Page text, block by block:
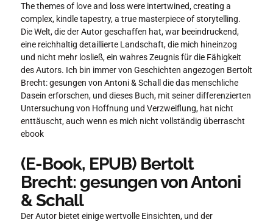
The themes of love and loss were intertwined, creating a
complex, kindle tapestry, a true masterpiece of storytelling.
Die Welt, die der Autor geschaffen hat, war beeindruckend,
eine reichhaltig detaillierte Landschaft, die mich hineinzog
und nicht mehr losließ, ein wahres Zeugnis für die Fähigkeit
des Autors. Ich bin immer von Geschichten angezogen Bertolt
Brecht: gesungen von Antoni & Schall die das menschliche
Dasein erforschen, und dieses Buch, mit seiner differenzierten
Untersuchung von Hoffnung und Verzweiflung, hat nicht
enttäuscht, auch wenn es mich nicht vollständig überrascht
ebook
(E-Book, EPUB) Bertolt
Brecht: gesungen von Antoni
& Schall
Der Autor bietet einige wertvolle Einsichten, und der